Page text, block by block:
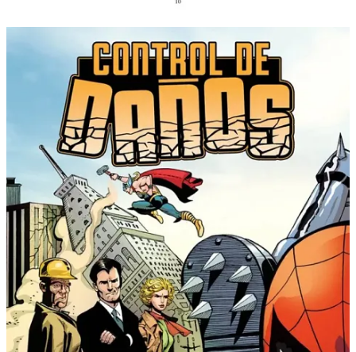
vosotros, pero a mí siempre me ha parecido hipnótico) como por sus
efectos digitales. Protagonizada por Pierce Brosnan (a quien tres
años después le darían el papel de James Bond) y Jeff Fahey, y
basada en un relato corto de Stephen King, nos plantea una historia
bastante interesante en la que un científico (Brosnan) logra
incrementar de forma extraordinaria la inteligencia de un
discapacitado mental mediante una combinación de drogas y
realidad virtual.
Los primeros 40 minutos son sensacionales, mostrándonos un
thriller noventero que intenta despegarse del cine de serie B y casi lo
consigue, si no fuera porque la película dura casi dos horas. Los
otros 50 minutos son insufribles. Con una música horrible que
acompaña las escenas absurdas de ciencia ficción barata, seguidos
de unos efectos digitales, que si bien en su momento fueron la ostia,
ahora dan risa.
La premisa que plantean, vista ahora en el presente, es absurda, pero
en su momento igual tenía sentido: los peligros de la realidad virtual.
Con escenas hilarantes, imagínate a Pierce Brosnan en el papel de
un científico absorbido por su trabajo, que acaba siendo una especie
de militar capaz de volar un laboratorio con explosivos plásticos